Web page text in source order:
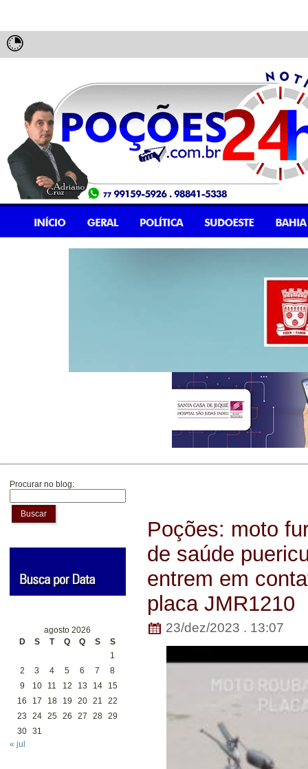
Procurar no blog:
Buscar
agosto 2026
D
S T Q Q S
S
1
2
3 4 5 6 7
8
9
10 11 12 13 14
15
16
17 18 19 20 21
22
23
24 25 26 27 28 29
30 31
« jul
Poções: moto
de saúde
entrem em
placa JMR1210
23/dez/2023 . 13:07